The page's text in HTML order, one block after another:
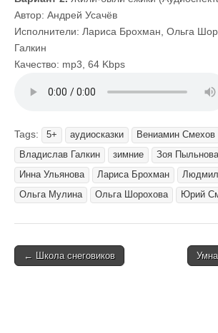
Автор: Андрей Усачёв
Исполнители: Лариса Брохман, Ольга
Галкин
Качество: mp3, 64 Kbps
Tags: 5+ аудиосказки
Вениамин Смехов
Владислав Галкин
зимние Зоя Пыльнова
Инна Ульянова
Лариса Брохман
Ольга Мулина
Ольга Шорохова Юрий
Post
← Школа снеговиков